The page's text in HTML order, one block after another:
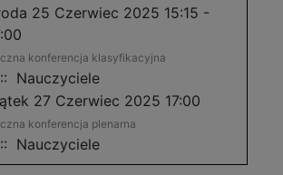
25 Czerwiec 2025 15:15 -
konferencja klasyfikacyjna
:: Nauczyciele
27 Czerwiec 2025 17:00
konferencja plenarna
:: Nauczyciele